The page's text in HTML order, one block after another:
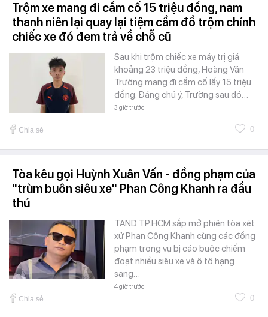
Trộm xe mang đi cầm cố 15 triệu đồng, nam
thanh niên lại quay lại tiệm cầm đồ trộm chính
chiếc xe đó đem trả về chỗ cũ
Sau khi trộm chiếc xe máy trị giá
khoảng 23 triệu đồng, Hoàng Văn
Trường mang đi cầm cố lấy 15 triệu
đồng. Đáng chú ý, Trường sau đó…
3 giờ trước
Chia sẻ 0
Tòa kêu gọi Huỳnh Xuân Vấn - đồng phạm của
"trùm buôn siêu xe" Phan Công Khanh ra đầu
thú
TAND TP.HCM sắp mở phiên tòa xét
xử Phan Công Khanh cùng các đồng
phạm trong vụ bị cáo buộc chiếm
đoạt nhiều siêu xe và ô tô hạng
sang…
4 giờ trước
Chia sẻ 0